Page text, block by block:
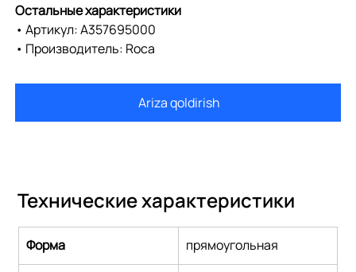
Остальные характеристики
• Артикул: A357695000
• Производитель: Roca
Ariza qoldirish
Технические характеристики
Форма прямоугольная